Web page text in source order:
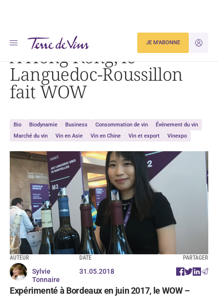
JE
JE M'ABONNE
Accueil À Hong Kong, le Languedoc-Roussillon fait WOW
À Hong Kong, le
Languedoc-Roussillon
fait WOW
Bio Biodynamie Business Consommation de vin
Événement du vin
Marché du vin
Vin en Asie Vin en Chine Vin et export Vinexpo
AUTEUR
Sylvie
Tonnaire
DATE
31.05.2018
PARTAGER
Expérimenté à Bordeaux en juin 2017, le WOW –